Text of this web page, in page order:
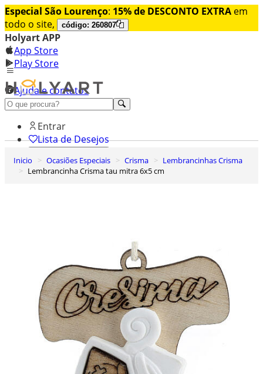
Especial São Lourenço: 15% de DESCONTO EXTRA em
todo o site,
código: 260807
Holyart APP
App Store
Play Store
Ajuda e contatos
Conheça premium
Entrar
Lista de Desejos
0
Carrinho de Compras
Inicio Ocasiões Especiais Crisma
Lembrancinhas Crisma
Lembrancinha Crisma tau mitra 6x5 cm